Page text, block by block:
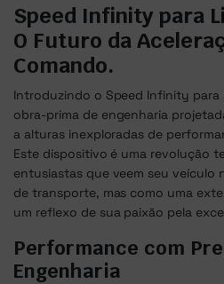
Speed Infinity para
O Futuro da
Comando.
Introduzindo o Speed Infinity para
obra-prima de engenharia
a alturas inexploradas de
Este dispositivo é uma revolução
entusiastas que veem seu veículo
de transporte, mas como uma
um reflexo de sua paixão pela
Performance com
Engenharia